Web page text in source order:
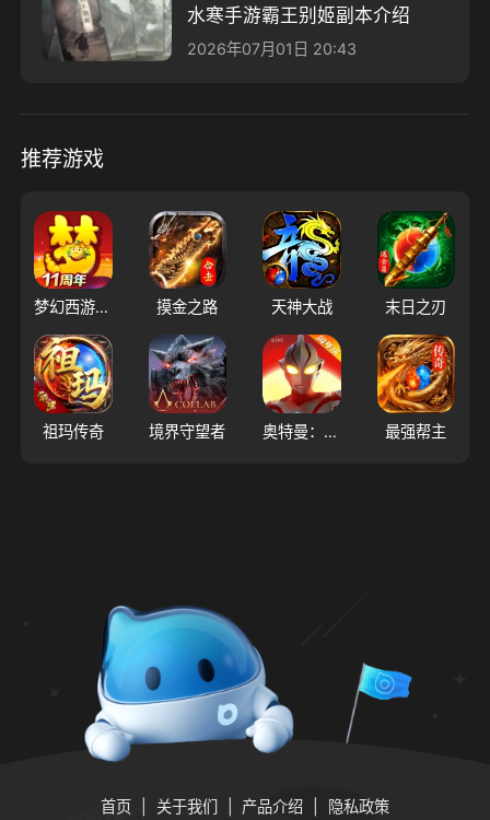
水寒手游霸王别姬副本介绍
2026年07月01日 20:43
推荐游戏
梦幻西游（大陆服） 摸金之路 天神大战 末日之刃
祖玛传奇 境界守望者 奥特曼：超时空英雄 最强帮主
首页 关于我们 产品介绍 隐私政策